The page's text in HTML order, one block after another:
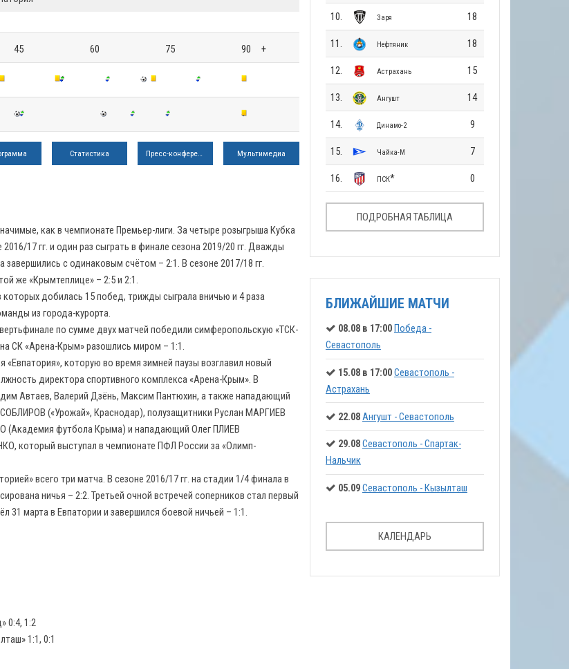
45 60 75 90 +
Статистика Пресс-конференция Мультимедиа
как в чемпионате Премьер-лиги. За четыре розыгрыша Кубка
17 гг. и один раз сыграть в финале сезона 2019/20 гг. Дважды
с одинаковым счётом – 2:1. В сезоне 2017/18 гг.
же «Крымтеплице» – 2:5 и 2:1.
добилась 15 побед, трижды сыграла вничью и 4 раза
из города-курорта.
по сумме двух матчей победили симферопольскую «ТСК-
СК «Арена-Крым» разошлись миром – 1:1.
которую во время зимней паузы возглавил новый
директора спортивного комплекса «Арена-Крым». В
Автаев, Валерий Дзёнь, Максим Пантюхин, а также нападающий
(«Урожай», Краснодар), полузащитники Руслан МАРГИЕВ
(Академия футбола Крыма) и нападающий Олег ПЛИЕВ
который выступал в чемпионате ПФЛ России за «Олимп-
всего три матча. В сезоне 2016/17 гг. на стадии 1/4 финала в
ничья – 2:2. Третьей очной встречей соперников стал первый
марта в Евпатории и завершился боевой ничьей – 1:1.
0:4, 1:2
1:1, 0:1
10. Заря 18
11. Нефтяник 18
12. Астрахань 15
13. Ангушт 14
14. Динамо-2 9
15. Чайка-М 7
16. ПСК* 0
ПОДРОБНАЯ ТАБЛИЦА
БЛИЖАЙШИЕ МАТЧИ
08.08 в 17:00 Победа -
Севастополь
15.08 в 17:00Севастополь -
Астрахань
22.08Ангушт - Севастополь
29.08Севастополь - Спартак-
Нальчик
05.09Севастополь - Кызылташ
КАЛЕНДАРЬ